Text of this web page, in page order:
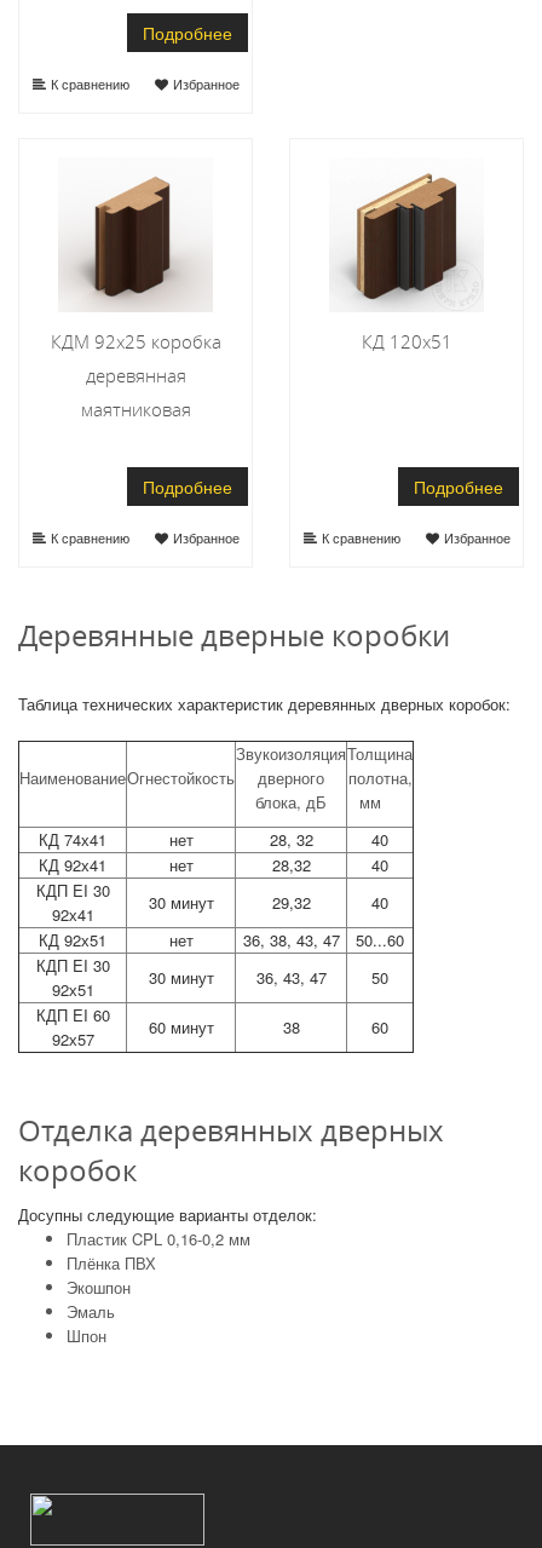
Подробнее
К сравнению Избранное
КДМ 92х25 коробка
деревянная
маятниковая
Подробнее
К сравнению Избранное
КД 120х51
Подробнее
К сравнению Избранное
Деревянные дверные коробки
Таблица технических характеристик деревянных дверных коробок:
НаименованиеОгнестойкость
Звукоизоляция
дверного
блока, дБ
Толщина
полотна,
мм
КД 74х41
нет 28, 32
40
КД 92х41
нет 28,32
40
КДП EI 30
92х41
30 минут 29,32
40
КД 92х51
нет 36, 38, 43, 47
50...60
КДП EI 30
92х51
30 минут 36, 43, 47
50
КДП EI 60
92х57
60 минут 38 60
Отделка деревянных дверных
коробок
Досупны следующие варианты отделок:
Пластик CPL 0,16-0,2 мм
Плёнка ПВХ
Экошпон
Эмаль
Шпон